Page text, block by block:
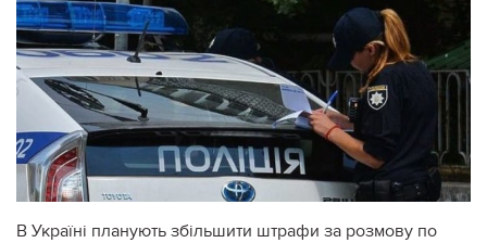
В Україні планують збільшити штрафи за розмову по